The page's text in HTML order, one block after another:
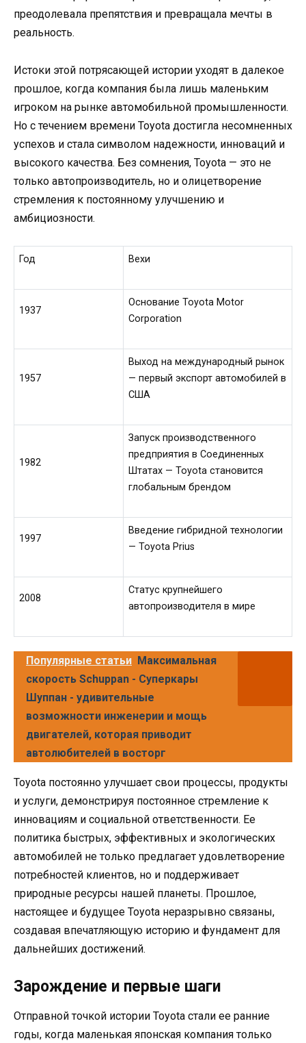
преодолевала препятствия и превращала мечты в
реальность.
Истоки этой потрясающей истории уходят в далекое
прошлое, когда компания была лишь маленьким
игроком на рынке автомобильной промышленности.
Но с течением времени Toyota достигла несомненных
успехов и стала символом надежности, инноваций и
высокого качества. Без сомнения, Toyota — это не
только автопроизводитель, но и олицетворение
стремления к постоянному улучшению и
амбициозности.
Год Вехи
1937
Основание Toyota Motor
Corporation
1957
Выход на международный рынок
— первый экспорт автомобилей в
США
1982
Запуск производственного
предприятия в Соединенных
Штатах — Toyota становится
глобальным брендом
1997
Введение гибридной технологии
— Toyota Prius
2008
Статус крупнейшего
автопроизводителя в мире
Популярные статьи Максимальная
скорость Schuppan - Суперкары
Шуппан - удивительные
возможности инженерии и мощь
двигателей, которая приводит
автолюбителей в восторг
Toyota постоянно улучшает свои процессы, продукты
и услуги, демонстрируя постоянное стремление к
инновациям и социальной ответственности. Ее
политика быстрых, эффективных и экологических
автомобилей не только предлагает удовлетворение
потребностей клиентов, но и поддерживает
природные ресурсы нашей планеты. Прошлое,
настоящее и будущее Toyota неразрывно связаны,
создавая впечатляющую историю и фундамент для
дальнейших достижений.
Зарождение и первые шаги
Отправной точкой истории Toyota стали ее ранние
годы, когда маленькая японская компания только